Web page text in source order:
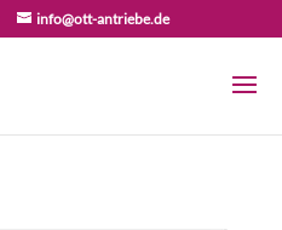
info@ott-antriebe.de